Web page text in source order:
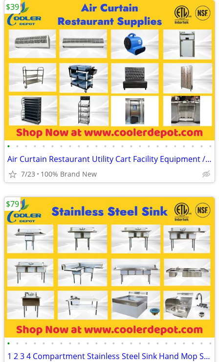
• • • • • • • • • • • • • • • • • • • • • • • •
Air Curtain Restaurant Utility Cart Facility Equipment / Storage
7/23 100% Brand New
$39
• • • • • • • • • • • • • • • • • • • • • • • •
1 2 3 4 Compartment Stainless Steel Sink Hand Mop Sink Faucet
$79